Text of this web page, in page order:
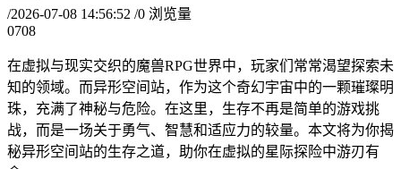
/2026-07-08 14:56:52 /0 浏览量
0708
在虚拟与现实交织的魔兽RPG世界中，玩家们常常渴望探索未
知的领域。而异形空间站，作为这个奇幻宇宙中的一颗璀璨明
珠，充满了神秘与危险。在这里，生存不再是简单的游戏挑
战，而是一场关于勇气、智慧和适应力的较量。本文将为你揭
秘异形空间站的生存之道，助你在虚拟的星际探险中游刃有